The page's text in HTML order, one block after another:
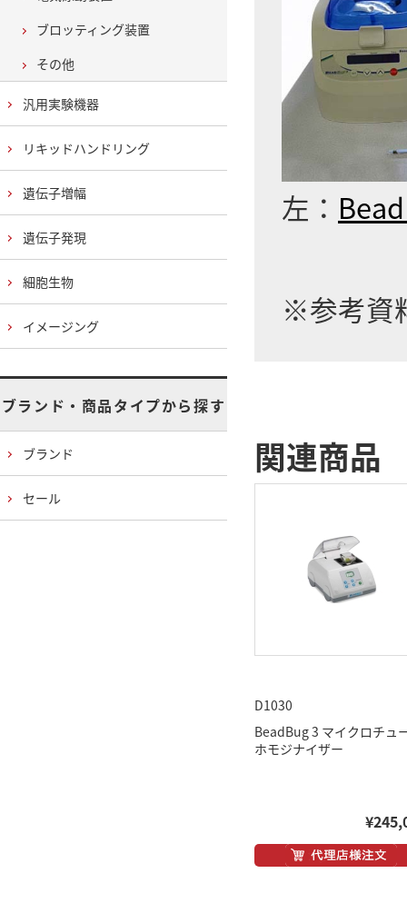
左：
※参考資
関連商品
D1030
BeadBug 3 マイクロチュ
ホモジナイザー
ブロッティング装置
その他
汎用実験機器
リキッドハンドリング
遺伝子増幅
遺伝子発現
細胞生物
イメージング
ブランド・商品タイプから探す
ブランド
セール